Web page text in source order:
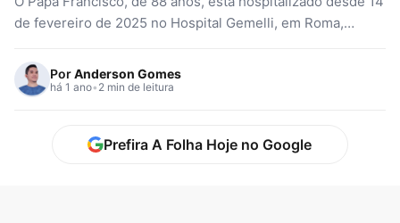
de fevereiro de 2025 no Hospital Gemelli, em Roma,
PorAnderson Gomes
há 1 ano• 2 min de leitura
Prefira A Folha Hoje no Google